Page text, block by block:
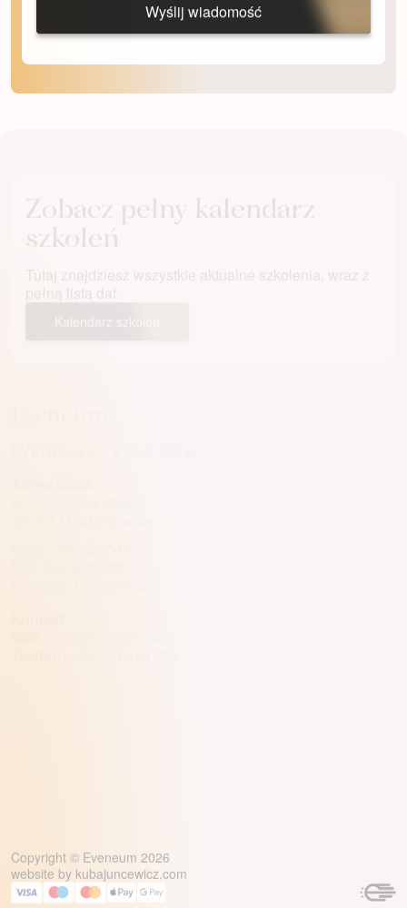
Wyślij wiadomość
Copyright © Eveneum 2026
website by kubajuncewicz.com